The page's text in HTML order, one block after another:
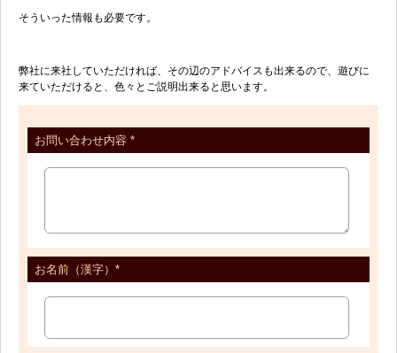
そういった情報も必要です。
弊社に来社していただければ、その辺のアドバイスも出来るので、遊びに
来ていただけると、色々とご説明出来ると思います。
お問い合わせ内容 *
お名前（漢字）*